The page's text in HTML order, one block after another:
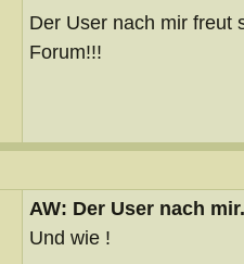
Der User nach mir freut
Forum!!!
AW: Der User nach
Und wie !